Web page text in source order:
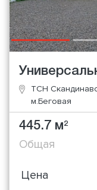
ТСН
м.Беговая
445.7 м2
Общая
Цена